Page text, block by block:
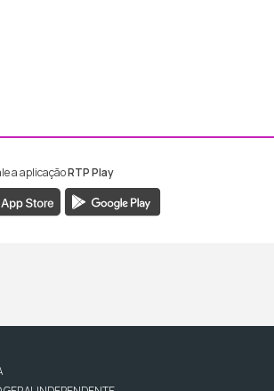
Madeira
Madeira
a aplicaçãoRTP Play